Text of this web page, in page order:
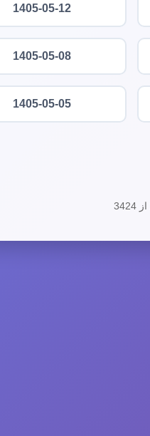
1405-05-12
1405-05-08
1405-05-05